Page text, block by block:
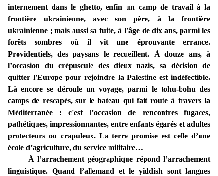
internement dans le ghetto, enfin un camp de travail à la
frontière ukrainienne, avec son père, à la frontière
ukrainienne ; mais aussi sa fuite, à l’âge de dix ans, parmi les
forêts sombres où il vit une éprouvante errance.
Providentiels, des paysans le recueillent. À douze ans, à
l’occasion du crépuscule des dieux nazis, sa décision de
quitter l’Europe pour rejoindre la Palestine est indéfectible.
Là encore se déroule un voyage, parmi le tohu-bohu des
camps de rescapés, sur le bateau qui fait route à travers la
Méditerranée : c’est l’occasion de rencontres fugaces,
pathétiques, impressionnantes, entre enfants égarés et adultes
protecteurs ou crapuleux. La terre promise est celle d’une
école d’agriculture, du service militaire…
À l’arrachement géographique répond l’arrachement
linguistique. Quand l’allemand et le yiddish sont langues